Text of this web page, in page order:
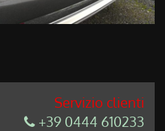
Servizio clienti
+39 0444 610233